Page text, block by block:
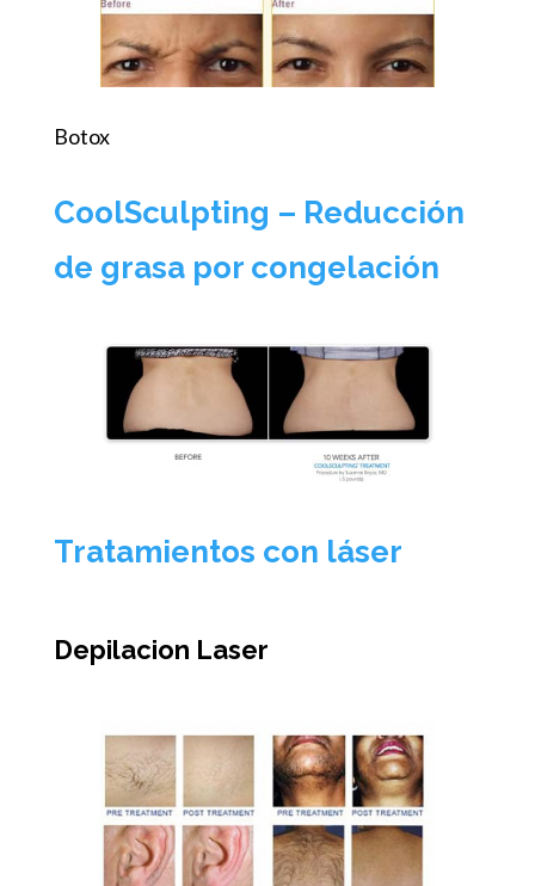
Botox
CoolSculpting – Reducción
de grasa por congelación
Tratamientos con láser
Depilacion Laser